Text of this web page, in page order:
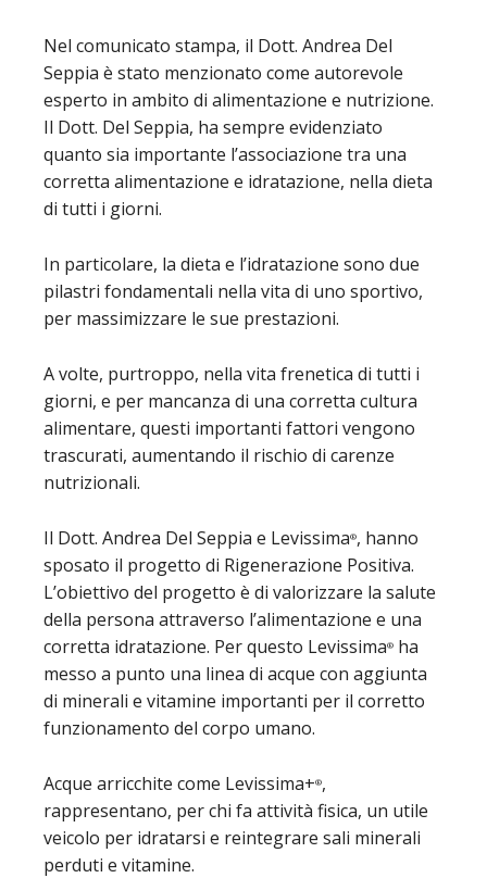
Nel comunicato stampa, il Dott. Andrea Del
Seppia è stato menzionato come autorevole
esperto in ambito di alimentazione e nutrizione.
Il Dott. Del Seppia, ha sempre evidenziato
quanto sia importante l’associazione tra una
corretta alimentazione e idratazione, nella dieta
di tutti i giorni.
In particolare, la dieta e l’idratazione sono due
pilastri fondamentali nella vita di uno sportivo,
per massimizzare le sue prestazioni.
A volte, purtroppo, nella vita frenetica di tutti i
giorni, e per mancanza di una corretta cultura
alimentare, questi importanti fattori vengono
trascurati, aumentando il rischio di carenze
nutrizionali.
Il Dott. Andrea Del Seppia e Levissima®, hanno
sposato il progetto di Rigenerazione Positiva.
L’obiettivo del progetto è di valorizzare la salute
della persona attraverso l’alimentazione e una
corretta idratazione. Per questo Levissima® ha
messo a punto una linea di acque con aggiunta
di minerali e vitamine importanti per il corretto
funzionamento del corpo umano.
Acque arricchite come Levissima+®,
rappresentano, per chi fa attività fisica, un utile
veicolo per idratarsi e reintegrare sali minerali
perduti e vitamine.